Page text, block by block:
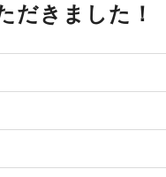
だきました！